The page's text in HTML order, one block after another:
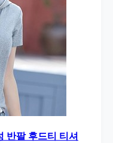
반팔 후드티 티셔